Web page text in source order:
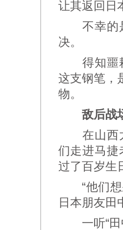
让其返回日
不幸的是
决。
得知噩耗
这支钢笔，
物。
敌后战
在山西太
们走进马捷
过了百岁生
“他们想
日本朋友田
一听“田